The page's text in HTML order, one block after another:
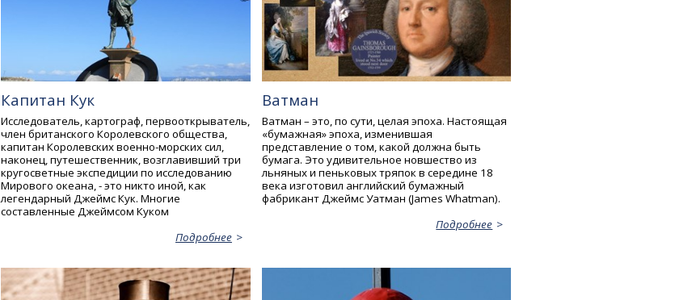
Капитан Кук
Исследователь, картограф, первооткрыватель,
член британского Королевского общества,
капитан Королевских военно-морских сил,
наконец, путешественник, возглавивший три
кругосветные экспедиции по исследованию
Мирового океана, - это никто иной, как
легендарный Джеймс Кук. Многие
составленные Джеймсом Куком
Подробнее
Ватман
Ватман – это, по сути, целая эпоха. Настоящая
«бумажная» эпоха, изменившая
представление о том, какой должна быть
бумага. Это удивительное новшество из
льняных и пеньковых тряпок в середине 18
века изготовил английский бумажный
фабрикант Джеймс Уатман (James Whatman).
Подробнее